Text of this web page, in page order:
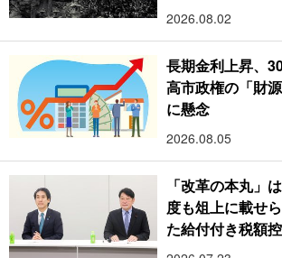
2026.08.02
長期金利上昇、
高市政権の「財
に懸念
2026.08.05
「改革の本丸」
度も俎上に載せ
た給付付き税額